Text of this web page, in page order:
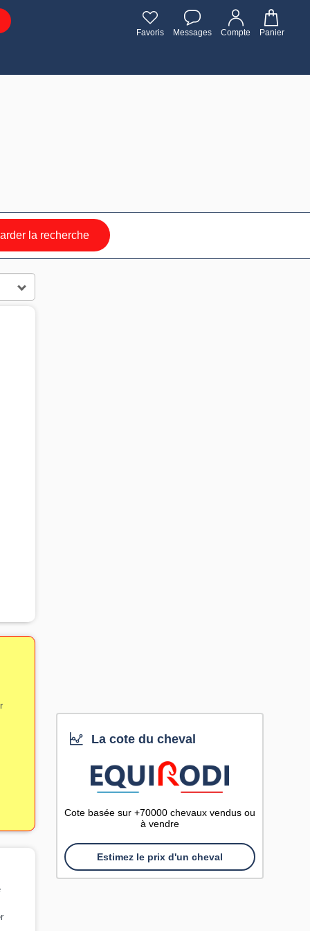
Favoris Messages Compte Panier
la recherche
La cote du cheval
Cote basée sur +70000 chevaux vendus ou
à vendre
Estimez le prix d'un cheval